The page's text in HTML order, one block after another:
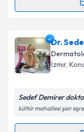
Randevu
Uzm. Dr.
oluşturun. Size
takvim
Dr.
İzmir,
Sedef Demirer
kültür mahallesi şair